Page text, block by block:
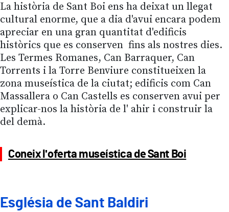
La història de Sant Boi ens ha deixat un llegat
cultural enorme, que a dia d'avui encara podem
apreciar en una gran quantitat d'edificis
històrics que es conserven fins als nostres dies.
Les Termes Romanes, Can Barraquer, Can
Torrents i la Torre Benviure constitueixen la
zona museística de la ciutat; edificis com Can
Massallera o Can Castells es conserven avui per
explicar-nos la història de l' ahir i construir la
del demà.
Coneix l'oferta museística de Sant Boi
Església de Sant Baldiri